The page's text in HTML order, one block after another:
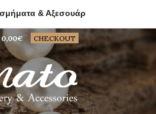
& Αξεσουάρ
0,00€ CHECKOUT